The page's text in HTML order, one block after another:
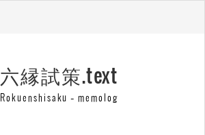
六縁試策.text
Rokuenshisaku – memolog